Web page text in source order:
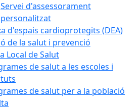
Servei d'assessorament
personalitzat
d'espais cardioprotegits (DEA)
de la salut i prevenció
Local de Salut
de salut a les escoles i
de salut per a la població